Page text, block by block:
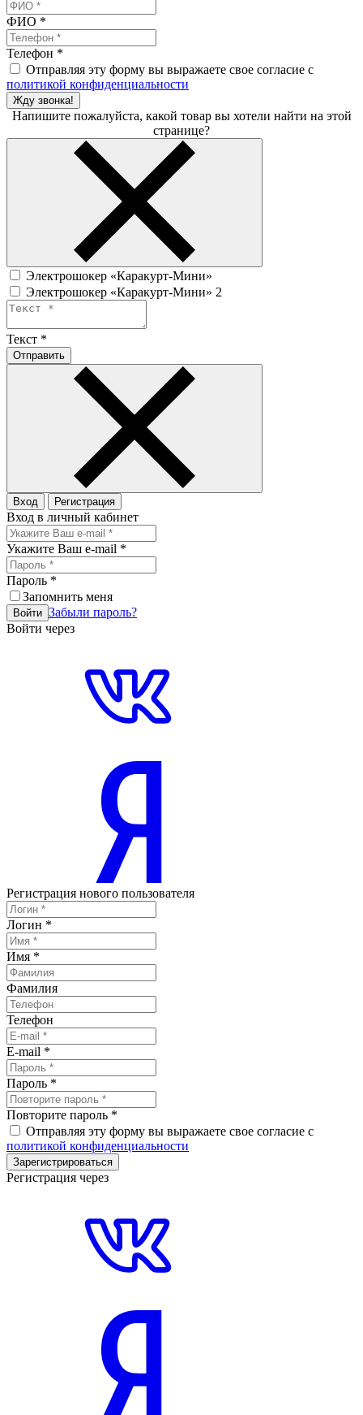
ФИО *
Телефон *
Отправляя эту форму вы выражаете свое согласие с
политикой конфиденциальности
Жду звонка!
Напишите пожалуйста, какой товар вы хотели найти на этой
странице?
Электрошокер «Каракурт-Мини»
Электрошокер «Каракурт-Мини» 2
Текст *
Отправить
Вход Регистрация
Вход в личный кабинет
Укажите Ваш e-mail *
Пароль *
Запомнить меня
Войти Забыли пароль?
Войти через
Регистрация нового пользователя
Логин *
Имя *
Фамилия
Телефон
E-mail *
Пароль *
Повторите пароль *
Отправляя эту форму вы выражаете свое согласие с
политикой конфиденциальности
Зарегистрироваться
Регистрация через